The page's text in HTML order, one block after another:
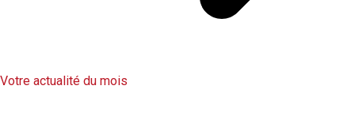
Votre actualité du mois